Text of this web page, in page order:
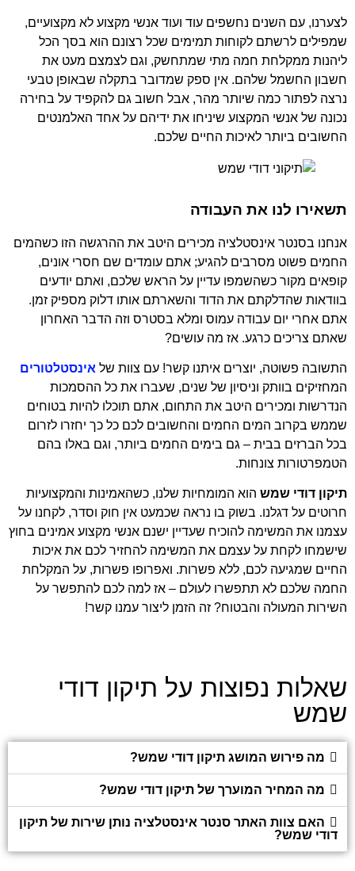
לצערנו, עם השנים נחשפים עוד ועוד אנשי מקצוע לא מקצועיים,
שמפילים לרשתם לקוחות תמימים שכל רצונם הוא בסך הכל
ליהנות ממקלחת חמה מתי שמתחשק, וגם לצמצם מעט את
חשבון החשמל שלהם. אין ספק שמדובר בתקלה שבאופן טבעי
נרצה לפתור כמה שיותר מהר, אבל חשוב גם להקפיד על בחירה
נכונה של אנשי המקצוע שיניחו את ידיהם על אחד האלמנטים
החשובים ביותר לאיכות החיים שלכם.
תשאירו לנו את העבודה
אנחנו בסנטר אינסטלציה מכירים היטב את ההרגשה הזו כשהמים
החמים פשוט מסרבים להגיע; אתם עומדים שם חסרי אונים,
קופאים מקור כשהשמפו עדיין על הראש שלכם, ואתם יודעים
בוודאות שהדלקתם את הדוד והשארתם אותו דלוק מספיק זמן.
אתם אחרי יום עבודה עמוס ומלא בסטרס וזה הדבר האחרון
שאתם צריכים כרגע. אז מה עושים?
התשובה פשוטה, יוצרים איתנו קשר! עם צוות של אינסטלטורים
המחזיקים בוותק וניסיון של שנים, שעברו את כל ההסמכות
הנדרשות ומכירים היטב את התחום, אתם תוכלו להיות בטוחים
שממש בקרוב המים החמים והחשובים לכם כל כך יחזרו לזרום
בכל הברזים בבית – גם בימים החמים ביותר, וגם באלו בהם
הטמפרטורות צונחות.
תיקון דודי שמש הוא המומחיות שלנו, כשהאמינות והמקצועיות
חרוטים על דגלנו. בשוק בו נראה שכמעט אין חוק וסדר, לקחנו על
עצמנו את המשימה להוכיח שעדיין ישנם אנשי מקצוע אמינים בחוץ
שישמחו לקחת על עצמם את המשימה להחזיר לכם את איכות
החיים שמגיעה לכם, ללא פשרות. ואפרופו פשרות, על המקלחת
החמה שלכם לא תתפשרו לעולם – אז למה לכם להתפשר על
השירות המעולה והבטוח? זה הזמן ליצור עמנו קשר!
שאלות נפוצות על תיקון דודי
שמש
מה פירוש המושג תיקון דודי שמש?
מה המחיר המוערך של תיקון דודי שמש?
האם צוות האתר סנטר אינסטלציה נותן שירות של תיקון
דודי שמש?